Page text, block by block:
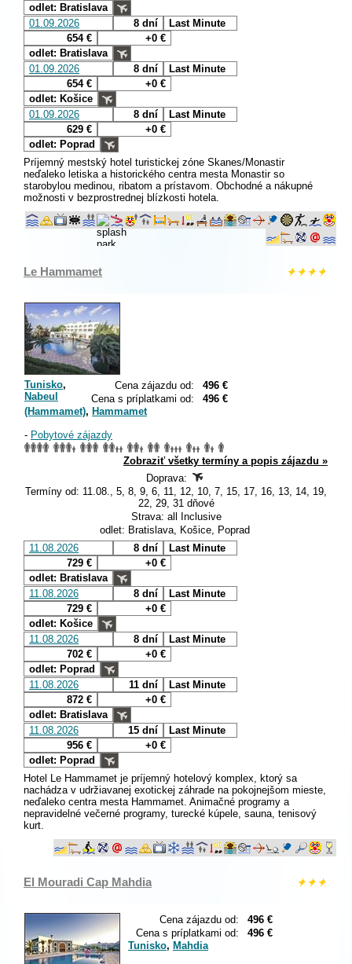
odlet: Bratislava
01.09.2026
8 dní
Last Minute
654 €
+0 €
odlet: Bratislava
01.09.2026
8 dní
Last Minute
654 €
+0 €
odlet: Košice
01.09.2026
8 dní
Last Minute
629 €
+0 €
odlet: Poprad
Príjemný mestský hotel turistickej zóne Skanes/Monastir
neďaleko letiska a historického centra mesta Monastir so
starobylou medinou, ribatom a prístavom. Obchodné a nákupné
možnosti v bezprostrednej blízkosti hotela.
Le Hammamet
Cena zájazdu od:
496 €
Cena s príplatkami od:
496 €
Tunisko,
Nabeul
(Hammamet), Hammamet
- Pobytové zájazdy
Zobraziť všetky termíny a popis zájazdu »
Doprava:
Termíny od: 11.08., 5, 8, 9, 6, 11, 12, 10, 7, 15, 17, 16, 13, 14, 19,
22, 29, 31 dňové
Strava: all Inclusive
odlet: Bratislava, Košice, Poprad
11.08.2026
8 dní
Last Minute
729 €
+0 €
odlet: Bratislava
11.08.2026
8 dní
Last Minute
729 €
+0 €
odlet: Košice
11.08.2026
8 dní
Last Minute
702 €
+0 €
odlet: Poprad
11.08.2026
11 dní
Last Minute
872 €
+0 €
odlet: Bratislava
11.08.2026
15 dní
Last Minute
956 €
+0 €
odlet: Poprad
Hotel Le Hammamet je príjemný hotelový komplex, ktorý sa
nachádza v udržiavanej exotickej záhrade na pokojnejšom mieste,
neďaleko centra mesta Hammamet. Animačné programy a
nepravidelné večerné programy, turecké kúpele, sauna, tenisový
kurt.
El Mouradi Cap Mahdia
Cena zájazdu od:
496 €
Cena s príplatkami od:
496 €
Tunisko, Mahdia